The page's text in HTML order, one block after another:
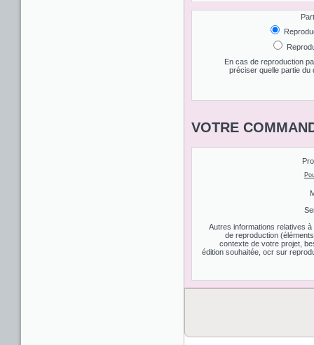
En cas de reproduction
préciser quelle partie du
VOTRE
Autres informations relatives
de reproduction
contexte de votre projet,
édition souhaitée, ocr sur